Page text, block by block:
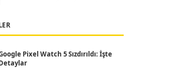
Pixel Watch 5 Sızdırıldı: İşte